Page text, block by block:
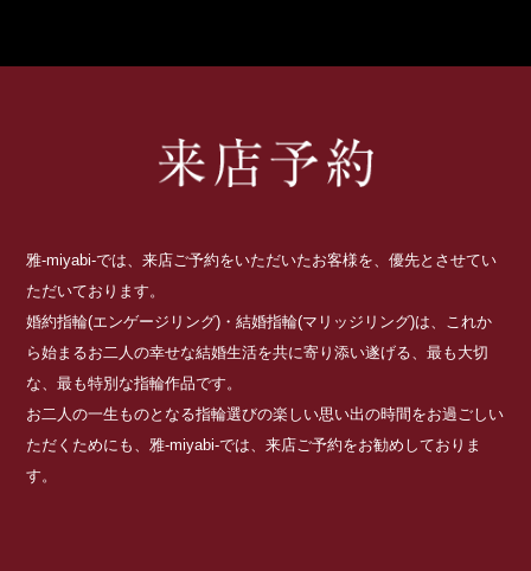
雅-miyabi-では、来店ご予約をいただいたお客様を、優先とさせてい
ただいております。
婚約指輪(エンゲージリング)・結婚指輪(マリッジリング)は、これか
ら始まるお二人の幸せな結婚生活を共に寄り添い遂げる、最も大切
な、最も特別な指輪作品です。
お二人の一生ものとなる指輪選びの楽しい思い出の時間をお過ごしい
ただくためにも、雅-miyabi-では、来店ご予約をお勧めしておりま
す。